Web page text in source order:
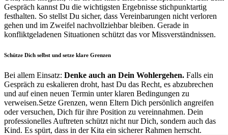
Gespräch kannst Du die wichtigsten Ergebnisse stichpunktartig
festhalten. So stellst Du sicher, dass Vereinbarungen nicht verloren
gehen und im Zweifel nachvollziehbar bleiben. Gerade in
konfliktgeladenen Situationen schützt das vor Missverständnissen.
Schütze Dich selbst und setze klare Grenzen
Bei allem Einsatz: Denke auch an Dein Wohlergehen. Falls ein
Gespräch zu eskalieren droht, hast Du das Recht, es abzubrechen
und auf einen neuen Termin unter klaren Bedingungen zu
verweisen.Setze Grenzen, wenn Eltern Dich persönlich angreifen
oder versuchen, Dich für ihre Position zu vereinnahmen. Dein
professionelles Auftreten schützt nicht nur Dich, sondern auch das
Kind. Es spürt, dass in der Kita ein sicherer Rahmen herrscht.